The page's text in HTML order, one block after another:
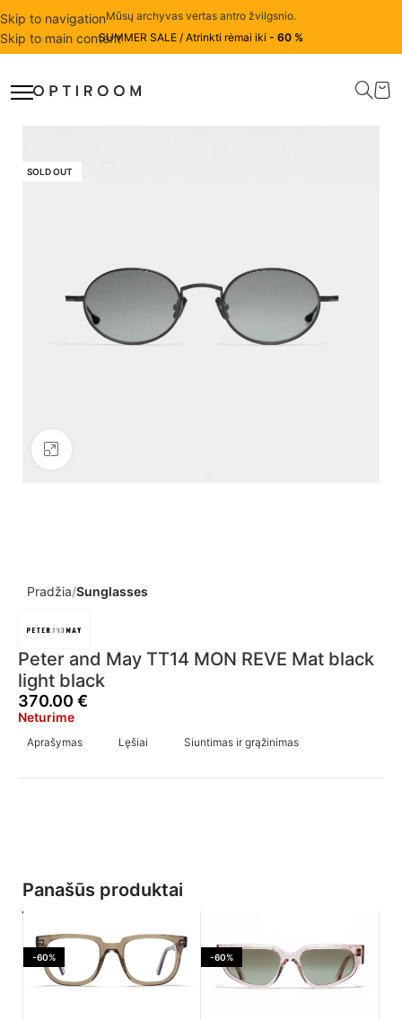
Skip to navigation
Skip to main content
Mūsų archyvas vertas antro žvilgsnio.
SUMMER SALE / Atrinkti rėmai iki - 60 %
SOLD OUT
Pradžia Sunglasses
Peter and May TT14 MON REVE Mat black
light black
370.00 €
Neturime
Aprašymas Lęšiai Siuntimas ir grąžinimas
Panašūs produktai
-60% -60%